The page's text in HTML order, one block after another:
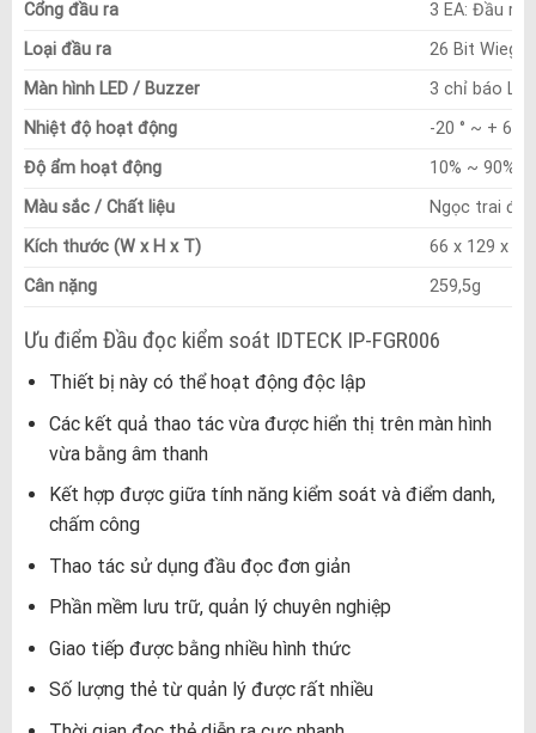
Cổng đầu ra
3 EA: Đầu ra
Loại đầu ra
26 Bit
Màn hình LED / Buzzer
3 chỉ báo
Nhiệt độ hoạt động
-20 ° ~ + 60 °
Độ ẩm hoạt động
10% ~ 90%
Màu sắc / Chất liệu
Ngọc trai
Kích thước (W x H x T)
66 x 129 x
Cân nặng
259,5g
Ưu điểm Đầu đọc kiểm soát IDTECK IP-FGR006
Thiết bị này có thể hoạt động độc lập
Các kết quả thao tác vừa được hiển thị trên màn hình
vừa bằng âm thanh
Kết hợp được giữa tính năng kiểm soát và điểm danh,
chấm công
Thao tác sử dụng đầu đọc đơn giản
Phần mềm lưu trữ, quản lý chuyên nghiệp
Giao tiếp được bằng nhiều hình thức
Số lượng thẻ từ quản lý được rất nhiều